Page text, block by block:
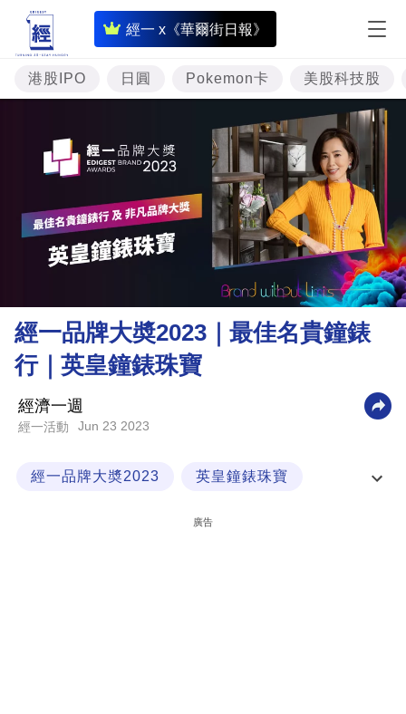
經一 x《華爾街日報》
即
時
財
經
題
資
樓
理
財
商
科
港股IPO 日圓 Pokemon卡 美股科技股
經一品牌大奬2023｜最佳名貴鐘錶
行｜英皇鐘錶珠寶
經濟一週
經一活動 Jun 23 2023
經一品牌大奬2023 英皇鐘錶珠寶
廣告